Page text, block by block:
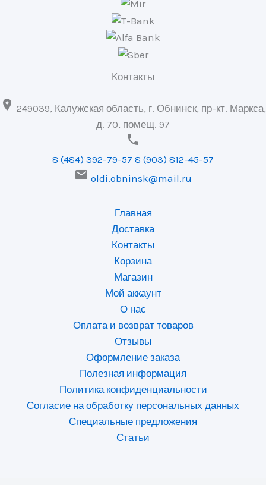
Контакты
 249039, Калужская область, г. Обнинск, пр-кт. Маркса,
д. 70, помещ. 97

8 (484) 392-79-57 8 (903) 812-45-57
 oldi.obninsk@mail.ru
Главная
Доставка
Контакты
Корзина
Магазин
Мой аккаунт
О нас
Оплата и возврат товаров
Отзывы
Оформление заказа
Полезная информация
Политика конфиденциальности
Согласие на обработку персональных данных
Специальные предложения
Статьи